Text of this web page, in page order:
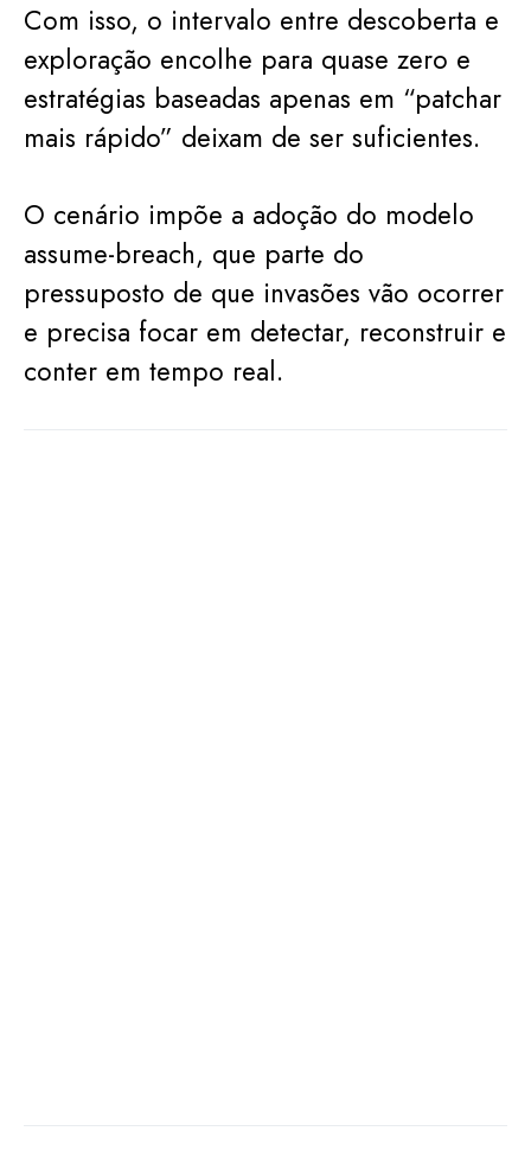
Com isso, o intervalo entre descoberta e
exploração encolhe para quase zero e
estratégias baseadas apenas em “patchar
mais rápido” deixam de ser suficientes.
O cenário impõe a adoção do modelo
assume-breach, que parte do
pressuposto de que invasões vão ocorrer
e precisa focar em detectar, reconstruir e
conter em tempo real.